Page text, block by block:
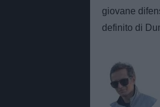
giovane
definito di